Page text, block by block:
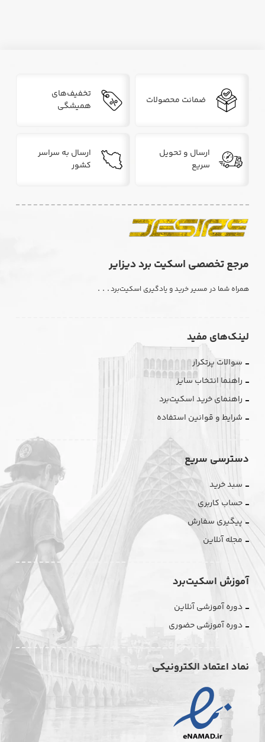
ضمانت محصولات
تخفیف‌های
همیشگی
ارسال و تحویل
سریع
ارسال به سراسر
کشور
مرجع تخصصی اسکیت برد دیزایر
همراه شما در مسیر خرید و یادگیری اسکیت‌برد. . .
لینک‌های مفید
سوالات پرتکرار
راهنما انتخاب سایز
راهنمای خرید اسکیت‌برد
شرایط و قوانین استفاده
دسترسی سریع
سبد خرید
حساب کاربری
پیگیری سفارش
مجله آنلاین
آموزش اسکیت‌برد
دوره آموزشی آنلاین
دوره آموزشی حضوری
نماد اعتماد الکترونیکی